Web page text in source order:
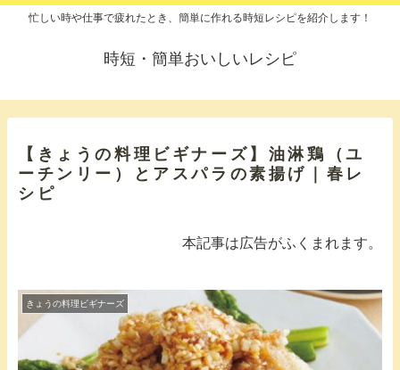
忙しい時や仕事で疲れたとき、簡単に作れる時短レシピを紹介します！
時短・簡単おいしいレシピ
【きょうの料理ビギナーズ】油淋鶏（ユ
ーチンリー）とアスパラの素揚げ｜春レ
シピ
本記事は広告がふくまれます。
きょうの料理ビギナーズ